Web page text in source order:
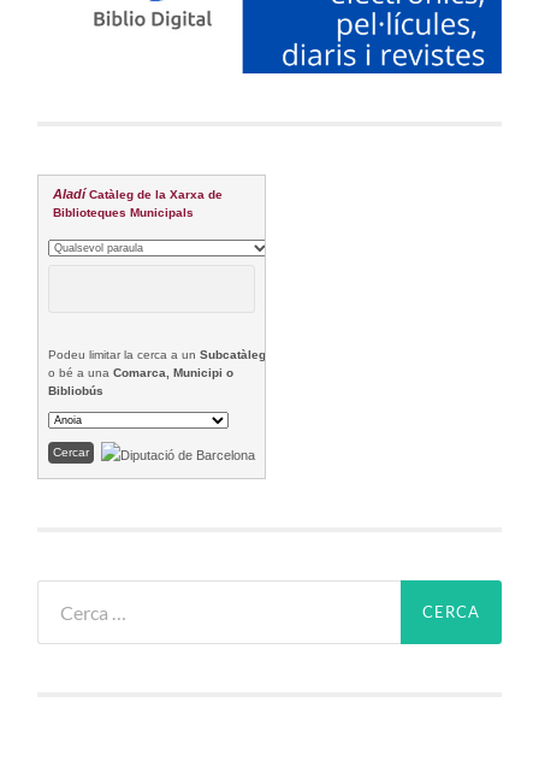
Aladí Catàleg de la Xarxa de
Biblioteques Municipals
Podeu limitar la cerca a unSubcatàleg
o bé a unaComarca, Municipi o
Bibliobús